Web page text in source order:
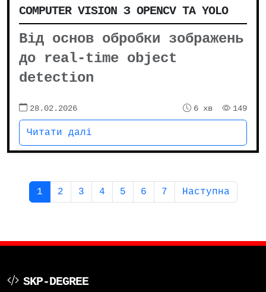
COMPUTER VISION З OPENCV ТА YOLO
Від основ обробки зображень
до real-time object
detection
28.02.2026 6 хв 149
Читати далі
1 2 3 4 5 6 7 Наступна
SKP-DEGREE